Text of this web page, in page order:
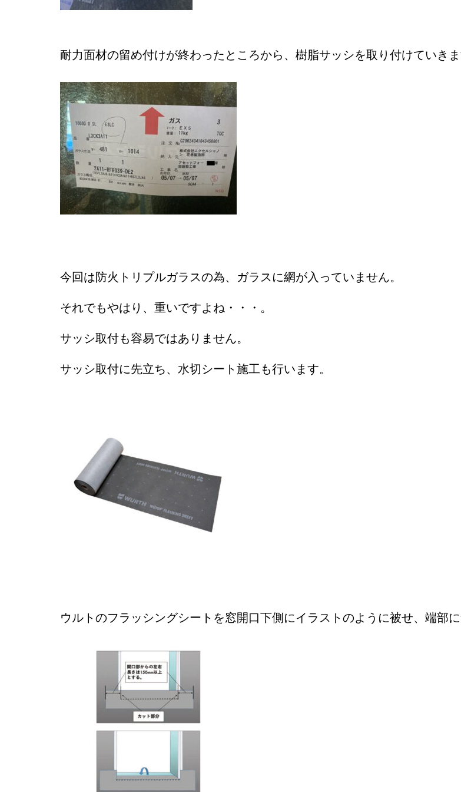
耐力面材の留め付けが終わったところから、樹脂サッシを取り付けていきま
今回は防火トリプルガラスの為、ガラスに網が入っていません。
それでもやはり、重いですよね・・・。
サッシ取付も容易ではありません。
サッシ取付に先立ち、水切シート施工も行います。
ウルトのフラッシングシートを窓開口下側にイラストのように被せ、端部